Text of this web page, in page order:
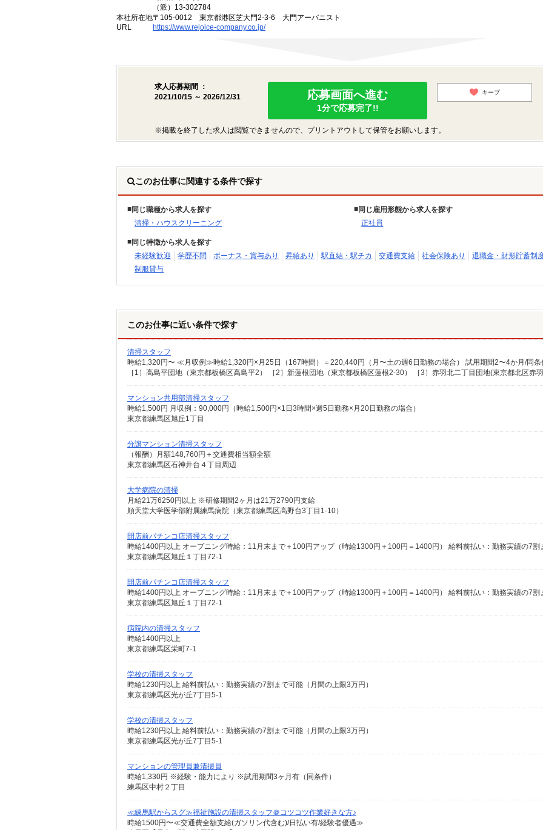
（派）13-302784
本社所在地〒105-0012 東京都港区芝大門2-3-6 大門アーバニスト
URL
https://www.rejoice-company.co.jp/
求人応募期間 ：
2021/10/15 ～ 2026/12/31
応募画面へ進む
1分で応募完了!!
キープ
※掲載を終了した求人は閲覧できませんので、プリントアウトして保管をお願いします。
このお仕事に関連する条件で探す
同じ職種から求人を探す
清掃・ハウスクリーニング
同じ雇用形態から求人を探す
正社員
同じ特徴から求人を探す
未経験歓迎
学歴不問 ボーナス・賞与あり 昇給あり 駅直結・駅チカ 交通費支給 社会保険あり
退職金・財形貯蓄制
制服貸与
このお仕事に近い条件で探す
清掃スタッフ
時給1,320円〜 ≪月収例≫時給1,320円×月25日（167時間）＝220,440円（月〜土の週6日勤務の場合） 試用期間2〜4か月/同条
マンション共用部清掃スタッフ
時給1,500円 月収例：90,000円（時給1,500円×1日3時間×週5日勤務×月20日勤務の場合）
東京都練馬区旭丘1丁目
分譲マンション清掃スタッフ
（報酬）月額148,760円＋交通費相当額全額
東京都練馬区石神井台４丁目周辺
大学病院の清掃
月給21万6250円以上 ※研修期間2ヶ月は21万2790円支給
順天堂大学医学部附属練馬病院（東京都練馬区高野台3丁目1-10）
開店前パチンコ店清掃スタッフ
東京都練馬区旭丘１丁目72-1
開店前パチンコ店清掃スタッフ
東京都練馬区旭丘１丁目72-1
病院内の清掃スタッフ
時給1400円以上
東京都練馬区栄町7-1
学校の清掃スタッフ
時給1230円以上 給料前払い：勤務実績の7割まで可能（月間の上限3万円）
東京都練馬区光が丘7丁目5-1
学校の清掃スタッフ
時給1230円以上 給料前払い：勤務実績の7割まで可能（月間の上限3万円）
東京都練馬区光が丘7丁目5-1
マンションの管理員兼清掃員
時給1,330円 ※経験・能力により ※試用期間3ヶ月有（同条件）
練馬区中村２丁目
≪練馬駅からスグ≫福祉施設の清掃スタッフ＠コツコツ作業好きな方♪
時給1500円〜≪交通費全額支給(ガソリン代含む)/日払い有/経験者優遇≫